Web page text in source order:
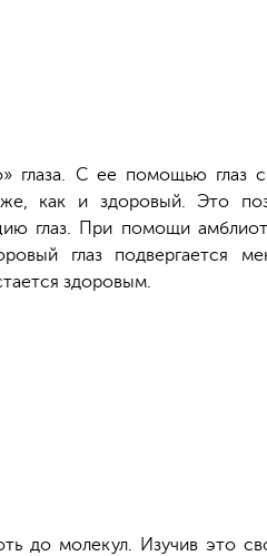
глаза. С ее помощью глаз
как и здоровый. Это
глаз. При помощи
глаз подвергается
здоровым.
до молекул. Изучив это